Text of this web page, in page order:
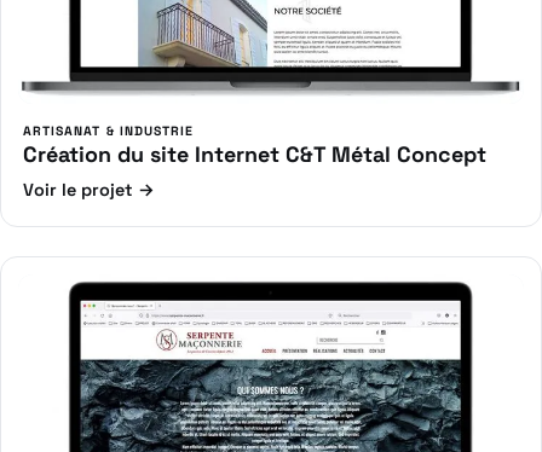
ARTISANAT & INDUSTRIE
Création du site Internet C&T Métal Concept
Voir le projet →